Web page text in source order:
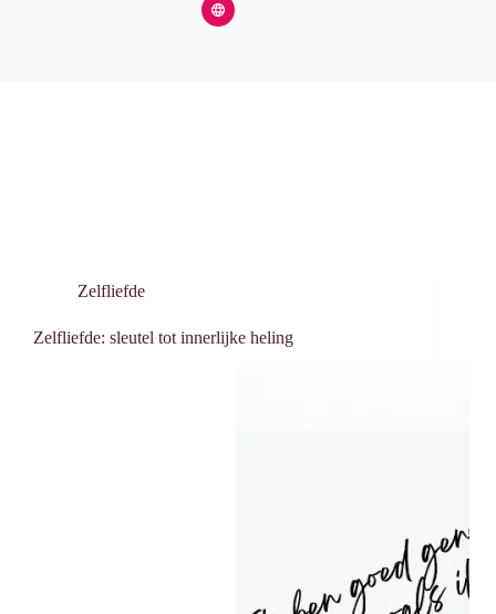
Zelfliefde
Zelfliefde: sleutel tot innerlijke heling